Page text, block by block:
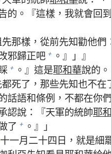
的。『這樣，我就會回
先那樣，從前先知勸他
邪歸正吧 + 。』」』
+ 。』這是耶和華說的。
死了，那些先知也不在
話語和條例，不都在你
認說：『天軍的統帥耶
了 + 。』」
十一月二十四日，就是細